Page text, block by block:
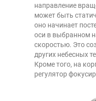
направление
может быть
оно начинает
оси в выбранном
скоростью. Это
других небесных
Кроме того, на
регулятор